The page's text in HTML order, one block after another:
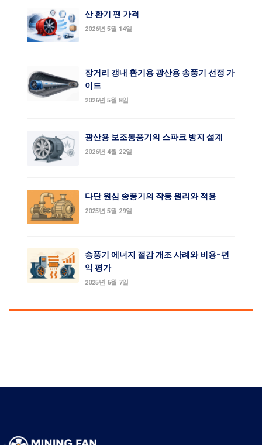
산 환기 팬 가격
2026년 5월 14일
장거리 갱내 환기용 광산용 송풍기 선정 가
이드
2026년 5월 8일
광산용 보조통풍기의 스파크 방지 설계
2026년 4월 22일
다단 원심 송풍기의 작동 원리와 적용
2025년 5월 29일
송풍기 에너지 절감 개조 사례와 비용-편
익 평가
2025년 6월 7일